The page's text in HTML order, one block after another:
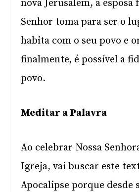
nova Jerusalém, a esposa
Senhor toma para ser o
habita com o seu povo e
finalmente, é possível a
povo.
Meditar a Palavra
Ao celebrar Nossa
Igreja, vai buscar este
Apocalipse porque desde